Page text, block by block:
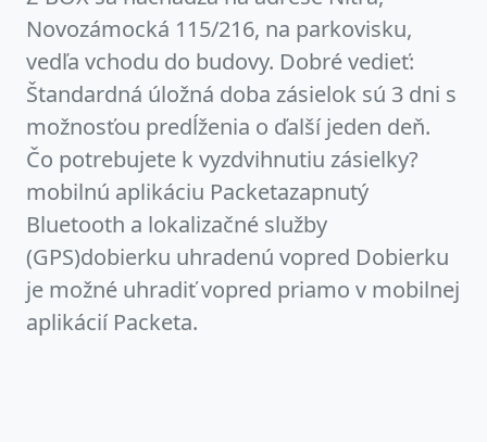
Novozámocká 115/216, na parkovisku,
vedľa vchodu do budovy. Dobré vedieť:
Štandardná úložná doba zásielok sú 3 dni s
možnosťou predĺženia o ďalší jeden deň.
Čo potrebujete k vyzdvihnutiu zásielky?
mobilnú aplikáciu Packetazapnutý
Bluetooth a lokalizačné služby
(GPS)dobierku uhradenú vopred Dobierku
je možné uhradiť vopred priamo v mobilnej
aplikácií Packeta.